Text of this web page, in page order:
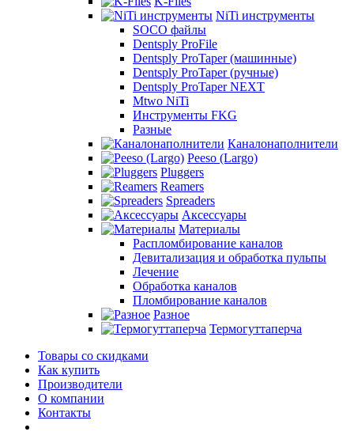
NiTi инструменты
SOCO файлы
Dentsply ProFile
Dentsply ProTaper (машинные)
Dentsply ProTaper (ручные)
Dentsply ProTaper NEXT
Mtwo NiTi
Инструменты FKG
Разные
Каналонаполнители
Peeso (Largo)
Pluggers
Reamers
Spreaders
Аксессуары
Материалы
Распломбирование каналов
Девитализация и обработка пульпы
Лечение
Обработка каналов
Пломбирование каналов
Разное
Термогуттаперча
Товары со скидками
Как купить
Производители
О компании
Контакты